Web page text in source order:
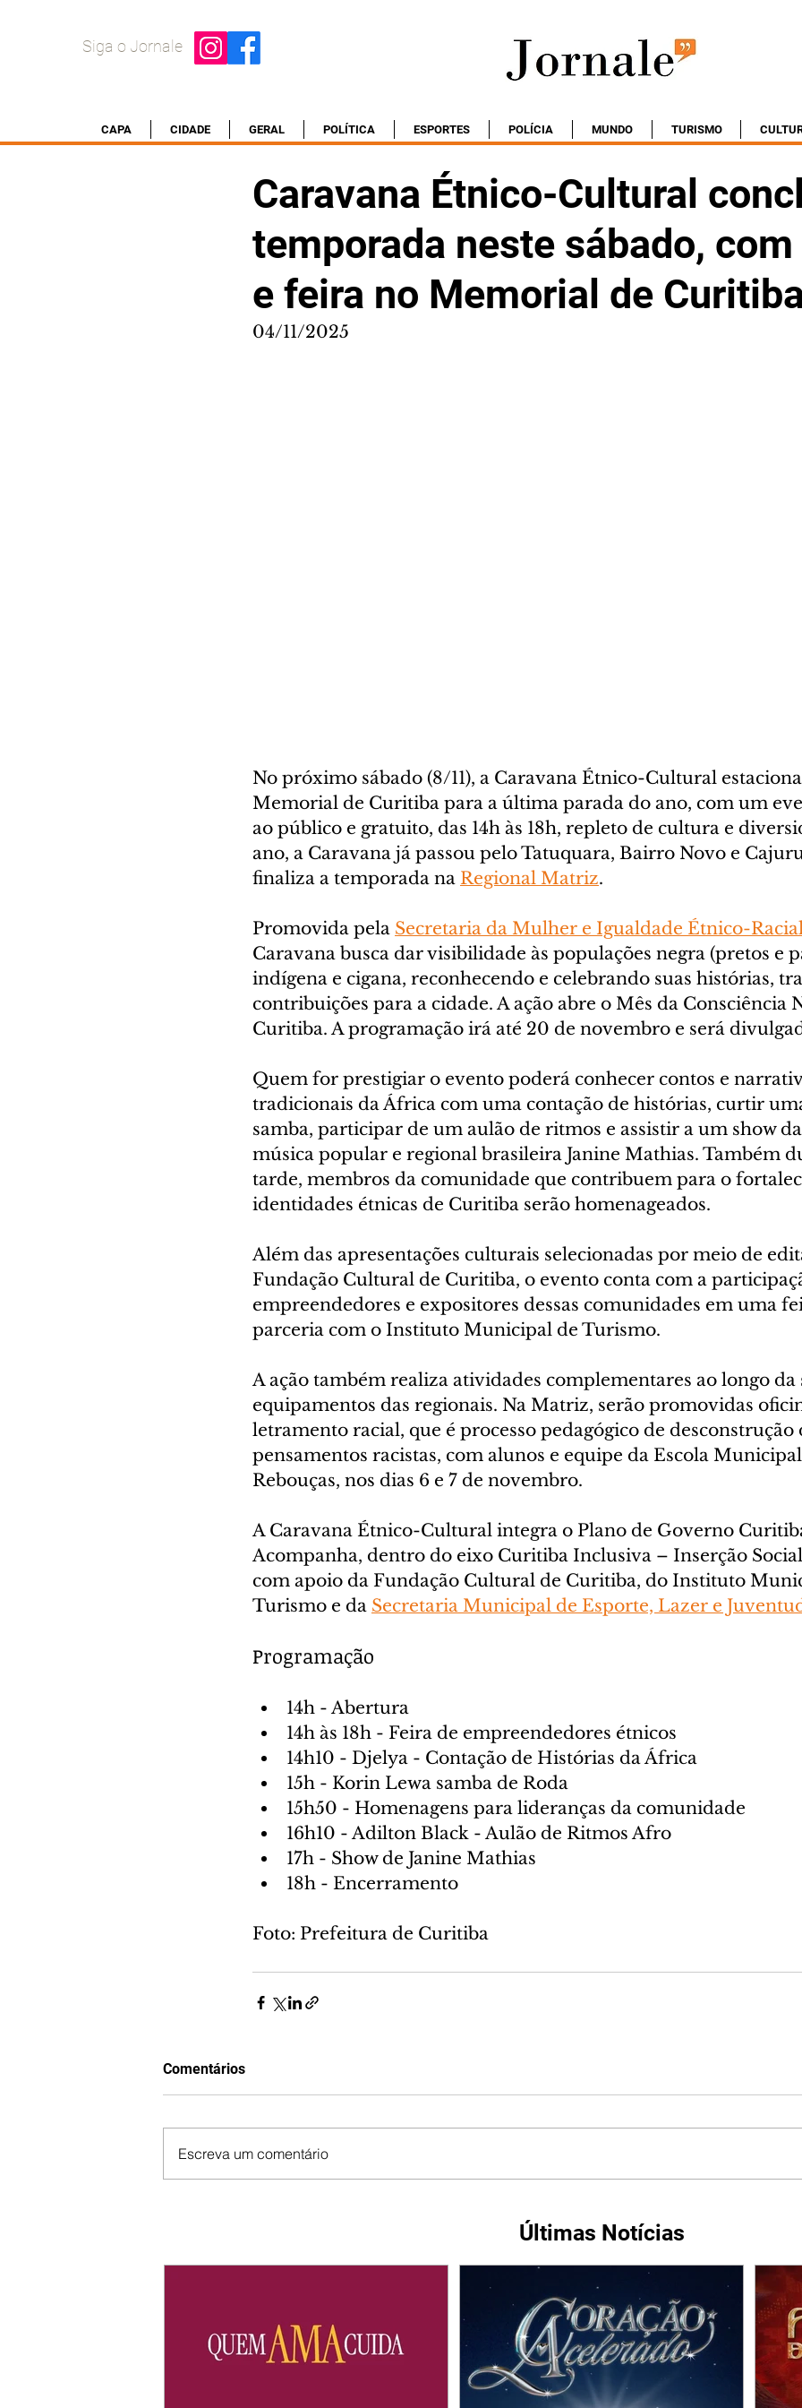
Siga o Jornale
CAPA CIDADE GERAL POLÍTICA ESPORTES POLÍCIA MUNDO TURISMO
Caravana Étnico-Cultural
temporada neste sábado,
e feira no Memorial de
04/11/2025
No próximo sábado (8/11), a Caravana Étnico-Cultural
Memorial de Curitiba para a última parada do ano, com um
ao público e gratuito, das 14h às 18h, repleto de cultura e
ano, a Caravana já passou pelo Tatuquara, Bairro Novo e
finaliza a temporada na Regional Matriz.
Promovida pela Secretaria da Mulher e Igualdade Étnico-
Caravana busca dar visibilidade às populações negra (pretos e
indígena e cigana, reconhecendo e celebrando suas histórias,
contribuições para a cidade. A ação abre o Mês da Consciência
Curitiba. A programação irá até 20 de novembro e será
Quem for prestigiar o evento poderá conhecer contos e
tradicionais da África com uma contação de histórias, curtir
samba, participar de um aulão de ritmos e assistir a um show
música popular e regional brasileira Janine Mathias. Também
tarde, membros da comunidade que contribuem para o
identidades étnicas de Curitiba serão homenageados.
Além das apresentações culturais selecionadas por meio de
Fundação Cultural de Curitiba, o evento conta com a
empreendedores e expositores dessas comunidades em uma
parceria com o Instituto Municipal de Turismo.
A ação também realiza atividades complementares ao longo
equipamentos das regionais. Na Matriz, serão promovidas
letramento racial, que é processo pedagógico de
pensamentos racistas, com alunos e equipe da Escola
Rebouças, nos dias 6 e 7 de novembro.
A Caravana Étnico-Cultural integra o Plano de Governo
Acompanha, dentro do eixo Curitiba Inclusiva – Inserção
com apoio da Fundação Cultural de Curitiba, do Instituto
Turismo e da Secretaria Municipal de Esporte, Lazer e
Programação
14h - Abertura
14h às 18h - Feira de empreendedores étnicos
14h10 - Djelya - Contação de Histórias da África
15h - Korin Lewa samba de Roda
15h50 - Homenagens para lideranças da comunidade
16h10 - Adilton Black - Aulão de Ritmos Afro
17h - Show de Janine Mathias
18h - Encerramento
Foto: Prefeitura de Curitiba
Comentários
Escreva um comentário
Últimas Notícias